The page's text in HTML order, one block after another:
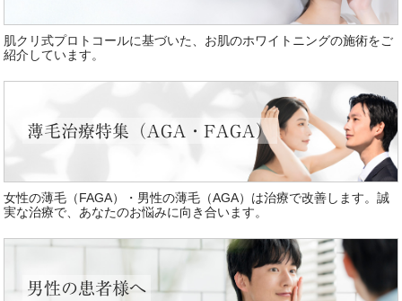
肌クリ式プロトコールに基づいた、お肌のホワイトニングの施術をご
紹介しています。
薄毛治療特集（AGA・FAGA）
女性の薄毛（FAGA）・男性の薄毛（AGA）は治療で改善します。誠
実な治療で、あなたのお悩みに向き合います。
男性の患者様へ